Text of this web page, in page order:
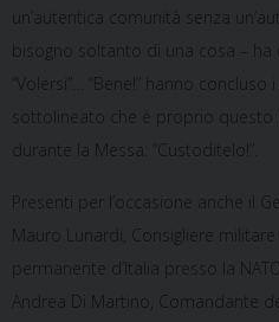
un’autentica comunità senza
bisogno soltanto di una cosa – ha
“Volersi”… “Bene!” hanno
sottolineato che è proprio questo
durante la Messa: “Custoditelo!”.
Presenti per l’occasione anche il
Mauro Lunardi, Consigliere militare
permanente d’Italia presso la
Andrea Di Martino, Comandante